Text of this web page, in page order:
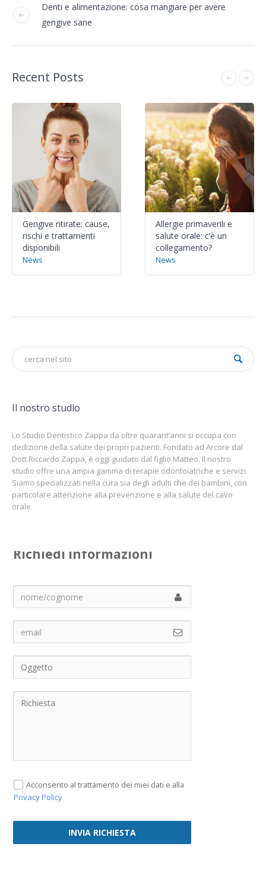
Denti e alimentazione: cosa mangiare per avere
gengive sane
Recent Posts
Gengive ritirate: cause,
rischi e trattamenti
disponibili
News
Allergie primaverili e
salute orale: c’è un
collegamento?
News
Il nostro studio
Lo Studio Dentistico Zappa da oltre quarant’anni si occupa con
dedizione della salute dei propri pazienti. Fondato ad Arcore dal
Dott.Riccardo Zappa, è oggi guidato dal figlio Matteo. Il nostro
studio offre una ampia gamma di terapie odontoiatriche e servizi.
Siamo specializzati nella cura sia degli adulti che dei bambini, con
particolare attenzione alla prevenzione e alla salute del cavo
orale.
Richiedi informazioni
Acconsento al trattamento dei miei dati e alla
Privacy Policy
INVIA RICHIESTA